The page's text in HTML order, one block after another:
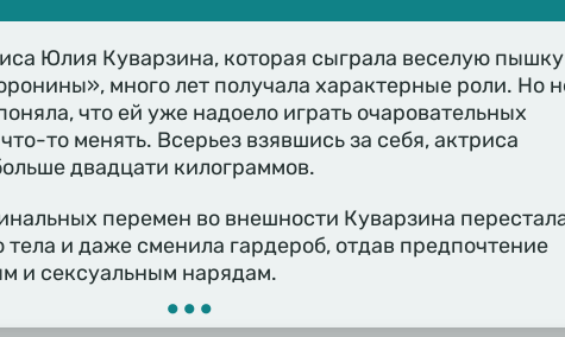
Юлия Куварзина, которая сыграла веселую пышку
много лет получала характерные роли. Но
что ей уже надоело играть очаровательных
то менять. Всерьез взявшись за себя, актриса
двадцати килограммов.
перемен во внешности Куварзина
тела и даже сменила гардероб, отдав предпочтение
и сексуальным нарядам.
•••